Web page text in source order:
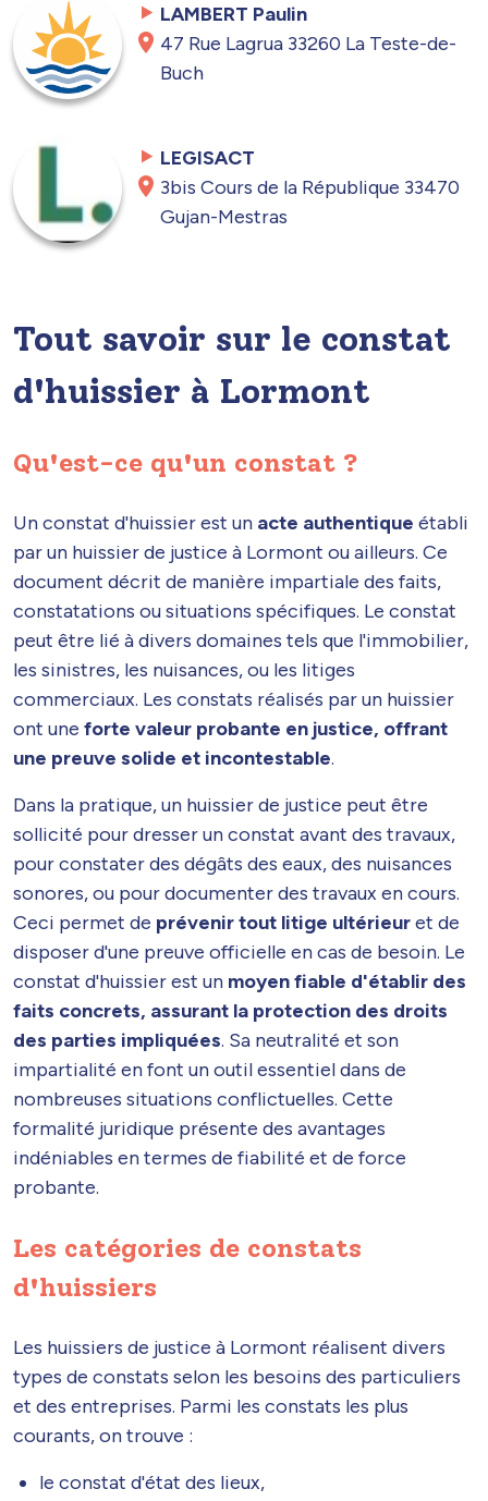
LAMBERT Paulin
47 Rue Lagrua 33260 La Teste-de-
Buch
LEGISACT
3bis Cours de la République 33470
Gujan-Mestras
Tout savoir sur le constat
d'huissier à Lormont
Qu'est-ce qu'un constat ?
Un constat d'huissier est un acte authentique établi
par un huissier de justice à Lormont ou ailleurs. Ce
document décrit de manière impartiale des faits,
constatations ou situations spécifiques. Le constat
peut être lié à divers domaines tels que l'immobilier,
les sinistres, les nuisances, ou les litiges
commerciaux. Les constats réalisés par un huissier
ont une forte valeur probante en justice, offrant
une preuve solide et incontestable.
Dans la pratique, un huissier de justice peut être
sollicité pour dresser un constat avant des travaux,
pour constater des dégâts des eaux, des nuisances
sonores, ou pour documenter des travaux en cours.
Ceci permet de prévenir tout litige ultérieuret de
disposer d'une preuve officielle en cas de besoin. Le
constat d'huissier est un moyen fiable d'établir des
faits concrets, assurant la protection des droits
des parties impliquées. Sa neutralité et son
impartialité en font un outil essentiel dans de
nombreuses situations conflictuelles. Cette
formalité juridique présente des avantages
indéniables en termes de fiabilité et de force
probante.
Les catégories de constats
d'huissiers
Les huissiers de justice à Lormont réalisent divers
types de constats selon les besoins des particuliers
et des entreprises. Parmi les constats les plus
courants, on trouve :
le constat d'état des lieux,